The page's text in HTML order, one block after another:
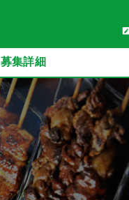
募集詳細